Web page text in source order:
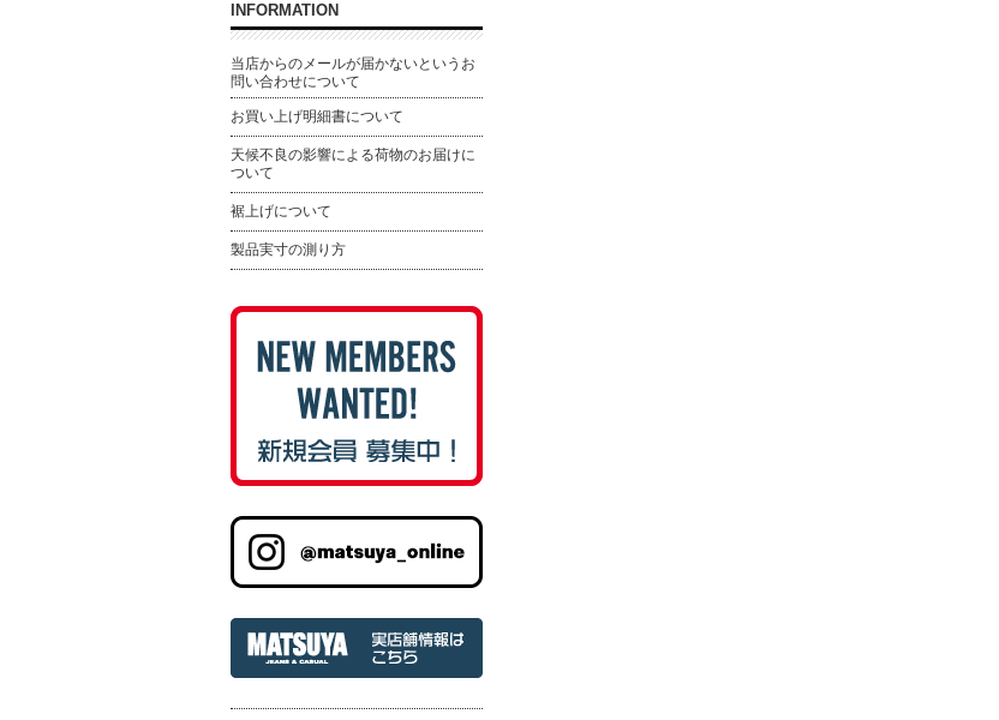
INFORMATION
当店からのメールが届かないというお
問い合わせについて
お買い上げ明細書について
天候不良の影響による荷物のお届けに
ついて
裾上げについて
製品実寸の測り方